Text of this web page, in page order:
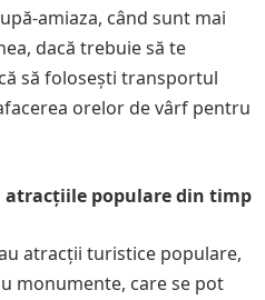
amiaza, când sunt mai
dacă trebuie să te
să folosești transportul
orelor de vârf pentru
atracțiile populare din timp
atracții turistice populare,
monumente, care se pot